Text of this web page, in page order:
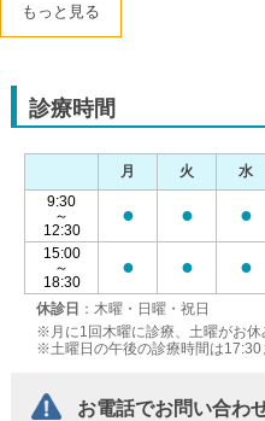
もっと見る
診療時間
休診日 ：木曜・日曜・祝日
※月に1回木曜に診療、土曜がお休
※土曜日の午後の診療時間は17:30
月 火 水
9:30
～
12:30
● ● ●
15:00
～
18:30
● ● ●
お電話でお問い合わ